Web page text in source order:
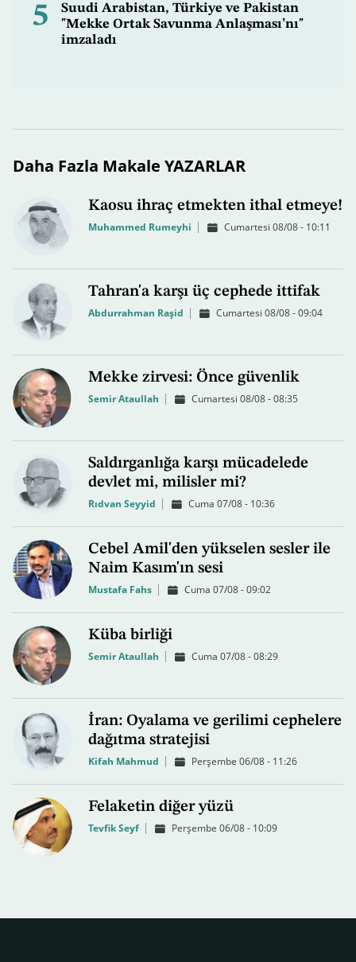
5
Suudi Arabistan, Türkiye ve Pakistan
"Mekke Ortak Savunma Anlaşması’nı"
imzaladı
Daha Fazla Makale YAZARLAR
Kaosu ihraç etmekten ithal etmeye!
Muhammed Rumeyhi Cumartesi 08/08 - 10:11
Tahran'a karşı üç cephede ittifak
Abdurrahman Raşid Cumartesi 08/08 - 09:04
Mekke zirvesi: Önce güvenlik
Semir Ataullah Cumartesi 08/08 - 08:35
Saldırganlığa karşı mücadelede
devlet mi, milisler mi?
Rıdvan Seyyid Cuma 07/08 - 10:36
Cebel Amil'den yükselen sesler ile
Naim Kasım'ın sesi
Mustafa Fahs Cuma 07/08 - 09:02
Küba birliği
Semir Ataullah Cuma 07/08 - 08:29
İran: Oyalama ve gerilimi cephelere
dağıtma stratejisi
Kifah Mahmud Perşembe 06/08 - 11:26
Felaketin diğer yüzü
Tevfik Seyf Perşembe 06/08 - 10:09